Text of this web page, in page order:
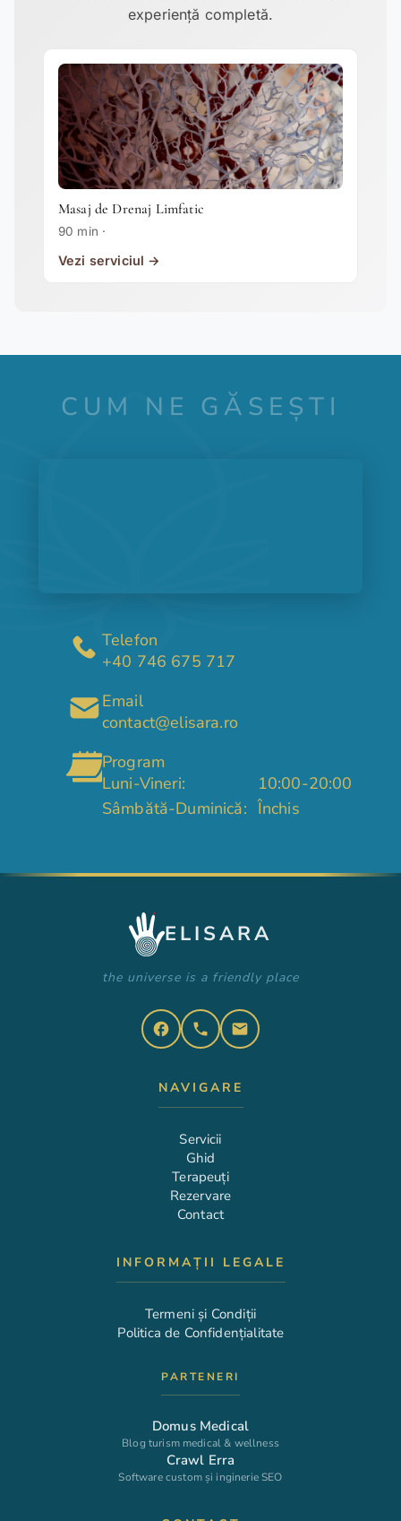
experiență completă.
Masaj de Drenaj Limfatic
90 min ·
Vezi serviciul →
CUM NE GĂSEȘTI
Telefon
+40 746 675 717
Email
contact@elisara.ro
Program
Luni-Vineri:
10:00-20:00
Sâmbătă-Duminică: Închis
ELISARA
the universe is a friendly place
facebook phone email
NAVIGARE
Servicii
Ghid
Terapeuți
Rezervare
Contact
INFORMAȚII LEGALE
Termeni și Condiții
Politica de Confidențialitate
PARTENERI
Domus Medical
Blog turism medical & wellness
Crawl Erra
Software custom și inginerie SEO